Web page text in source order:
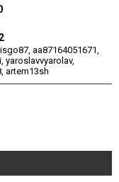
, aa87164051671,
, yaroslavvyarolav,
, artem13sh